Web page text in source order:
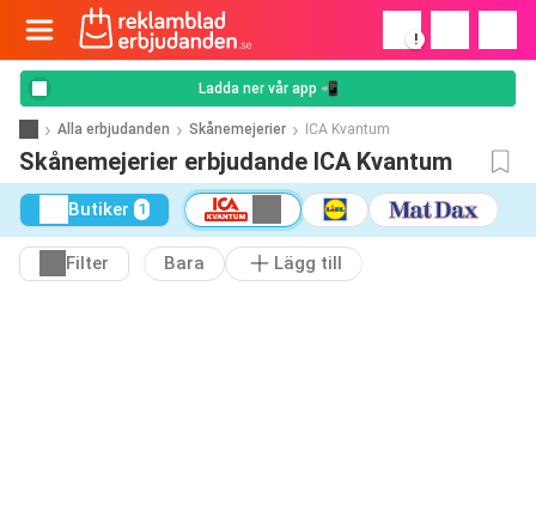
!
Ladda ner vår app 📲
Alla erbjudanden Skånemejerier ICA Kvantum
Skånemejerier erbjudande ICA Kvantum
Butiker 1
Filter Bara Lägg till